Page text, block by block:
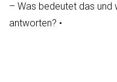
– Was bedeutet das und
antworten? •